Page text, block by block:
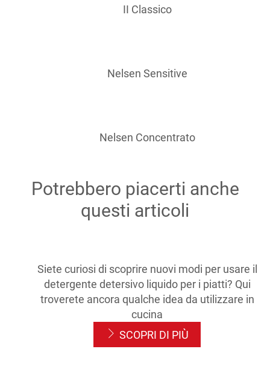
II Classico
Nelsen Sensitive
Nelsen Concentrato
Potrebbero piacerti anche
questi articoli
Siete curiosi di scoprire nuovi modi per usare il
detergente detersivo liquido per i piatti? Qui
troverete ancora qualche idea da utilizzare in
cucina
SCOPRI DI PIÙ